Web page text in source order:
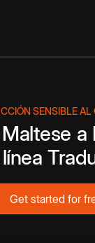
SENSIBLE AL
Maltese a
Get started for